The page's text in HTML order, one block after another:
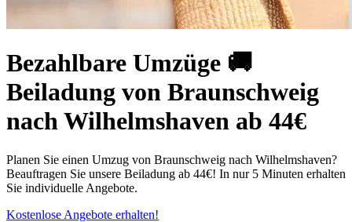
Bezahlbare Umzüge 🚚
Beiladung von Braunschweig
nach Wilhelmshaven ab 44€
Planen Sie einen Umzug von Braunschweig nach Wilhelmshaven?
Beauftragen Sie unsere Beiladung ab 44€! In nur 5 Minuten erhalten
Sie individuelle Angebote.
Kostenlose Angebote erhalten!